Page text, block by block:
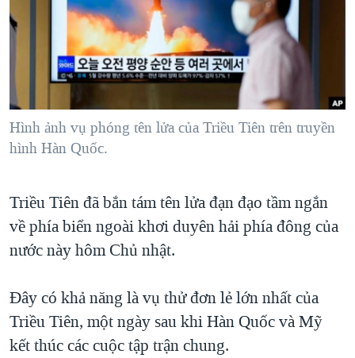
"Tìm"
NGƯỜI VIỆT HẢI NGOẠI
ĐỜI SỐNG
KINH TẾ
KHOA HỌC
SỨC KHOẺ
VĂN HOÁ
GIÁO DỤC
HÀNH TRÌNH BẦU CỬ 2024
MỘT NĂM CHIẾN TRANH TẠI DẢI GAZA
GIẢI MÃ VÀNH ĐAI & CON ĐƯỜNG
TRỊNH VĨNH BÌNH - NGƯỜI HẠ 'BÊN THẮNG CUỘC'
CHI PHÍ CHIẾN TRANH AFGHANISTAN
CÁC GIÁ TRỊ CỘNG HÒA Ở VIỆT NAM
THƯỢNG ĐỈNH TRUMP-KIM TẠI VIỆT NAM
TRỊNH VĨNH BÌNH VS. CHÍNH PHỦ VIỆT NAM
NGƯ DÂN VIỆT VÀ LÀN SÓNG TRỘM HẢI SÂM
BÊN KIA QUỐC LỘ: TIẾNG VỌNG TỪ NÔNG THÔN MỸ
VIDEO
MẠNG XÃ HỘI
Ngôn ngữ khác
Hình ảnh vụ phóng tên lửa của Triều Tiên trên truyền
hình Hàn Quốc.
Triều Tiên đã bắn tám tên lửa đạn đạo tầm ngắn
về phía biển ngoài khơi duyên hải phía đông của
nước này hôm Chủ nhật.
Đây có khả năng là vụ thử đơn lẻ lớn nhất của
Triều Tiên, một ngày sau khi Hàn Quốc và Mỹ
kết thúc các cuộc tập trận chung.